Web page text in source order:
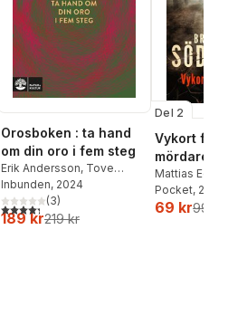
Orosboken : ta hand
om din oro i fem steg
Erik Andersson, Tove
Wahlund
Inbunden, 2024
4,3utav 5 stjärnor. Totalt antal röster:
(3)
189 kr219 kr
Del 2
Vykort från en
mördare
Mattias
Pocket, 2026
69 kr99 kr